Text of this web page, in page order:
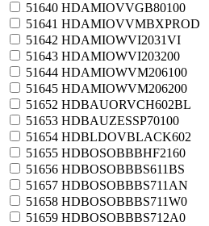
51640 HDAMIOVVGB80100
51641 HDAMIOVVMBXPROD
51642 HDAMIOWVI2031VI
51643 HDAMIOWVI203200
51644 HDAMIOWVM206100
51645 HDAMIOWVM206200
51652 HDBAUORVCH602BL
51653 HDBAUZESSP70100
51654 HDBLDOVBLACK602
51655 HDBOSOBBBHF2160
51656 HDBOSOBBBS611BS
51657 HDBOSOBBBS711AN
51658 HDBOSOBBBS711W0
51659 HDBOSOBBBS712A0